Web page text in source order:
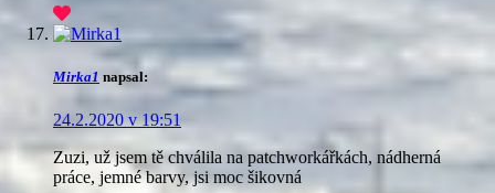
Mirka1 napsal:
24.2.2020 v 19:51
Zuzi, už jsem tě chválila na patchworkářkách, nádherná
práce, jemné barvy, jsi moc šikovná